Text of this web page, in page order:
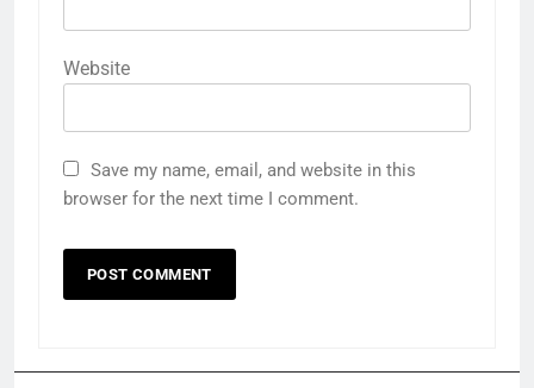
Website
Save my name, email, and website in this
browser for the next time I comment.